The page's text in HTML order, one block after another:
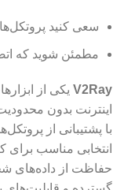
سعی کنید
مطمئن شوید که
V2Ray یکی از
اینترنت بدون
با پشتیبانی از
انتخابی مناسب برای
حفاظت از داده‌های